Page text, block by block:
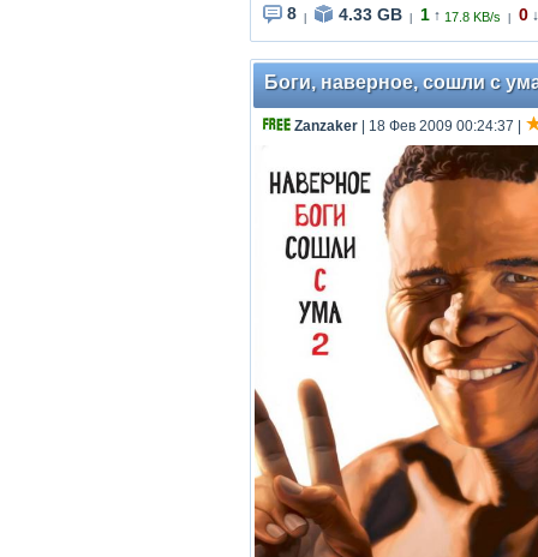
8 4.33 GB 1 ↑ 17.8 KB/s 0 ↓
Боги, наверное, сошли с
Zanzaker | 18 Фев 2009 00:24:37